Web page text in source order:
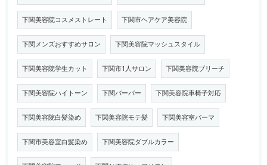
下関美容院コスメストレート 下関市ヘアケア美容院
下関メンズおすすめサロン 下関美容院マッシュスタイル
下関美容院学生カット 下関市1人サロン 下関美容院ブリーチ
下関美容院ハイトーン 下関バーバー 下関美容院車椅子対応
下関美容院白髪染め 下関美容院モテ髪 下関美容室パーマ
下関市美容室白髪染め 下関美容院ダブルカラー